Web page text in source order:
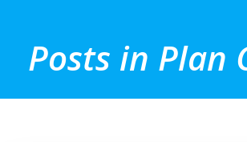
contenido
Posts in Plan